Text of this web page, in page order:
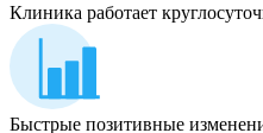
Клиника работает
Быстрые позитивные